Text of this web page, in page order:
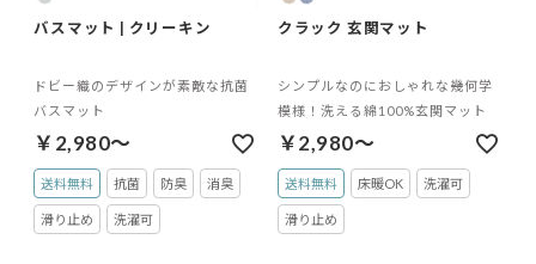
バスマット | クリーキン
ドビー織のデザインが素敵な抗菌
バスマット
￥2,980～
送料無料 抗菌 防臭 消臭
滑り止め 洗濯可
クラック 玄関マット
シンプルなのにおしゃれな幾何学
模様！洗える綿100%玄関マット
￥2,980～
送料無料 床暖OK 洗濯可
滑り止め